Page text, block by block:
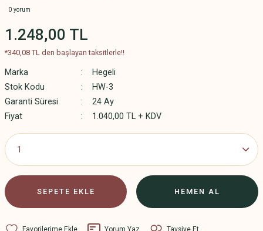
0 yorum
1.248,00 TL
*340,08 TL den başlayan taksitlerle!!
Marka
Hegeli
Stok Kodu
HW-3
Garanti Süresi
24 Ay
Fiyat
1.040,00 TL + KDV
SEPETE EKLE HEMEN AL
Yorum Yaz Tavsiye Et